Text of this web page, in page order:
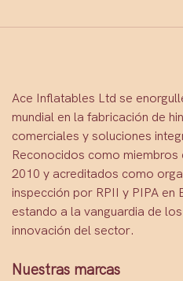
Ace Inflatables Ltd se
mundial en la fabricación de
comerciales y soluciones
Reconocidos como miembros
2010 y acreditados como
inspección por RPII y PIPA en
estando a la vanguardia de
innovación del sector.
Nuestras marcas